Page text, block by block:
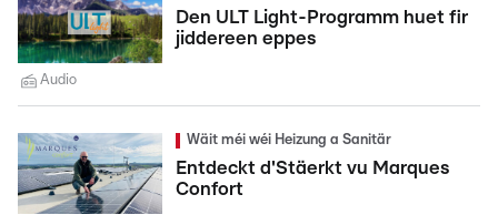
Den ULT Light-Programm huet fir
jiddereen eppes
Audio
Wäit méi wéi Heizung a Sanitär
Entdeckt d'Stäerkt vu Marques
Confort